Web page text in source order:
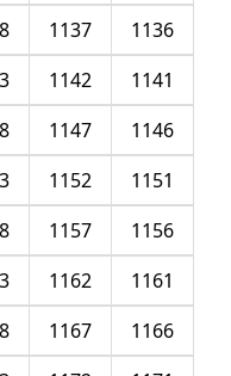
1136
1137
1141
1142
1146
1147
1151
1152
1156
1157
1161
1162
1166
1167